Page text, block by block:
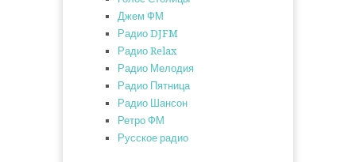
Джем ФМ
Радио DJFM
Радио Relax
Радио Мелодия
Радио Пятница
Радио Шансон
Ретро ФМ
Русское радио